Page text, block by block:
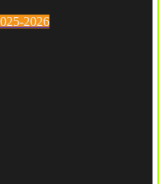
2026